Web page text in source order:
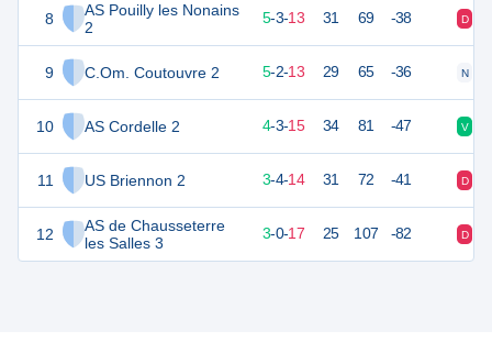
8
AS Pouilly les Nonains
2
9 C.Om. Coutouvre 2
10 AS Cordelle 2
11 US Briennon 2
12
AS de Chausseterre
les Salles 3
17 22 5-3-13 31 69 -38 D
15 5-2-13 29 65 -36 N
4-3-15 34 81 -47 V
3-4-14 31 72 -41 D
6 3-0-17 25 107 -82 D